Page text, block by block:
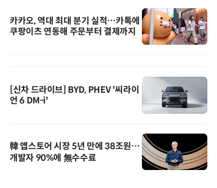
카카오, 역대 최대 분기 실적…카톡에
쿠팡이츠 연동해 주문부터 결제까지
[신차 드라이브] BYD, PHEV '씨라이
언 6 DM-i'
韓 앱스토어 시장 5년 만에 38조원…
개발자 90%에 無수수료